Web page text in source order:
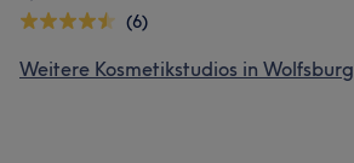
(6)
Weitere Kosmetikstudios in Wolfsburg